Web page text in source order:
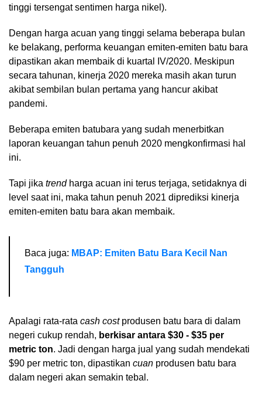
tinggi tersengat sentimen harga nikel).
Dengan harga acuan yang tinggi selama beberapa bulan
ke belakang, performa keuangan emiten-emiten batu bara
dipastikan akan membaik di kuartal IV/2020. Meskipun
secara tahunan, kinerja 2020 mereka masih akan turun
akibat sembilan bulan pertama yang hancur akibat
pandemi.
Beberapa emiten batubara yang sudah menerbitkan
laporan keuangan tahun penuh 2020 mengkonfirmasi hal
ini.
Tapi jika trendharga acuan ini terus terjaga, setidaknya di
level saat ini, maka tahun penuh 2021 diprediksi kinerja
emiten-emiten batu bara akan membaik.
Baca juga: MBAP: Emiten Batu Bara Kecil Nan
Tangguh
Apalagi rata-rata cash costprodusen batu bara di dalam
negeri cukup rendah, berkisar antara $30 - $35 per
metric ton. Jadi dengan harga jual yang sudah mendekati
$90 per metric ton, dipastikan cuan produsen batu bara
dalam negeri akan semakin tebal.